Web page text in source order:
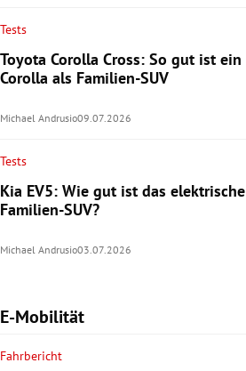
Tests
Toyota Corolla Cross: So gut ist ein
Corolla als Familien-SUV
Michael Andrusio09.07.2026
Tests
Kia EV5: Wie gut ist das elektrische
Familien-SUV?
Michael Andrusio03.07.2026
E-Mobilität
Fahrbericht